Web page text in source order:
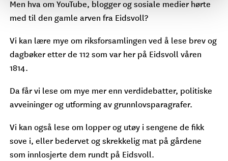
Men hva om YouTube, blogger og sosiale medier hørte
med til den gamle arven fra Eidsvoll?
Vi kan lære mye om riksforsamlingen ved å lese brev og
dagbøker etter de 112 som var her på Eidsvoll våren
1814.
Da får vi lese om mye mer enn verdidebatter, politiske
avveininger og utforming av grunnlovsparagrafer.
Vi kan også lese om lopper og utøy i sengene de fikk
sove i, eller bedervet og skrekkelig mat på gårdene
som innlosjerte dem rundt på Eidsvoll.